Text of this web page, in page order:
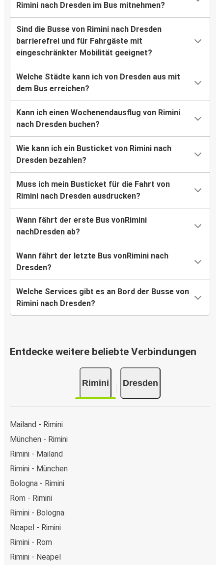
Rimini nach Dresden im Bus mitnehmen?
Sind die Busse von Rimini nach Dresden
barrierefrei und für Fahrgäste mit
eingeschränkter Mobilität geeignet?
Welche Städte kann ich von Dresden aus mit
dem Bus erreichen?
Kann ich einen Wochenendausflug von Rimini
nach Dresden buchen?
Wie kann ich ein Busticket von Rimini nach
Dresden bezahlen?
Muss ich mein Busticket für die Fahrt von
Rimini nach Dresden ausdrucken?
Wann fährt der erste Bus vonRimini
nachDresden ab?
Wann fährt der letzte Bus vonRimini nach
Dresden?
Welche Services gibt es an Bord der Busse von
Rimini nach Dresden?
Entdecke weitere beliebte Verbindungen
Rimini Dresden
Mailand - Rimini
München - Rimini
Rimini - Mailand
Rimini - München
Bologna - Rimini
Rom - Rimini
Rimini - Bologna
Neapel - Rimini
Rimini - Rom
Rimini - Neapel